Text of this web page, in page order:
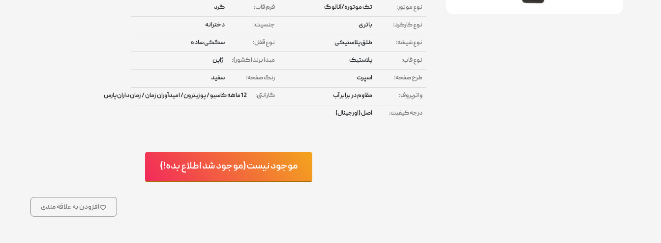
نوع موتور:
تک موتوره/آنالوگ فرم قاب:
گرد
نوع کارکرد:
باتری جنسیت:
دخترانه
نوع شیشه:
طلق پلاستیکی نوع قفل:
سگکی ساده
نوع قاب:
پلاستیک مبدا برند(کشور):
ژاپن
طرح صفحه:
اسپرت رنگ صفحه:
سفید
واترپروف:
مقاوم در برابر آب گارانتی:
12ماهه کاسیو / پوزیترون/ امیدآوران زمان / زمان داران پارس
درجه کیفیت:
اصل (اورجینال)
موجود نیست(موجود شد اطلاع بده!)
افزودن به علاقه مندی